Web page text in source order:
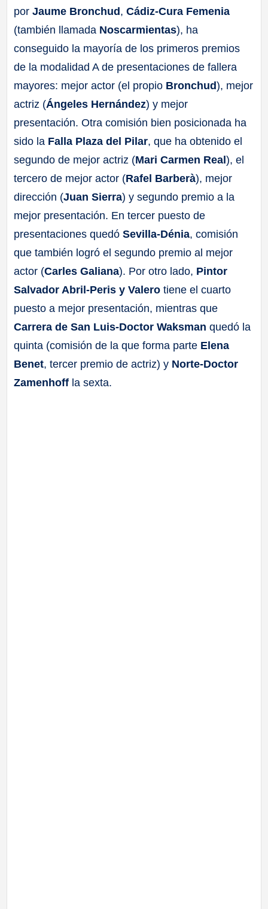
porJaume Bronchud ,Cádiz-Cura Femenia
(también llamada Noscarmientas), ha
conseguido la mayoría de los primeros premios
de la modalidad A de presentaciones de fallera
mayores: mejor actor (el propio Bronchud), mejor
actriz (Ángeles Hernández) y mejor
presentación. Otra comisión bien posicionada ha
sido la Falla Plaza del Pilar, que ha obtenido el
segundo de mejor actriz (Mari Carmen Real), el
tercero de mejor actor (Rafel Barberà), mejor
dirección (Juan Sierra) y segundo premio a la
mejor presentación. En tercer puesto de
presentaciones quedó Sevilla-Dénia, comisión
que también logró el segundo premio al mejor
actor (Carles Galiana). Por otro lado, Pintor
Salvador Abril-Peris y Valero tiene el cuarto
puesto a mejor presentación, mientras que
Carrera de San Luis-Doctor Waksman quedó la
quinta (comisión de la que forma parte Elena
Benet, tercer premio de actriz) y Norte-Doctor
Zamenhoff la sexta.